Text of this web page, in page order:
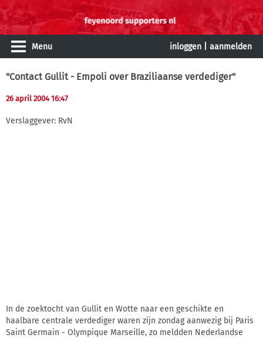
Menu inloggen aanmelden
"Contact Gullit - Empoli over Braziliaanse verdediger"
26 april 2004 16:47
Verslaggever: RvN
In de zoektocht van Gullit en Wotte naar een geschikte en
haalbare centrale verdediger waren zijn zondag aanwezig bij Paris
Saint Germain - Olympique Marseille, zo meldden Nederlandse